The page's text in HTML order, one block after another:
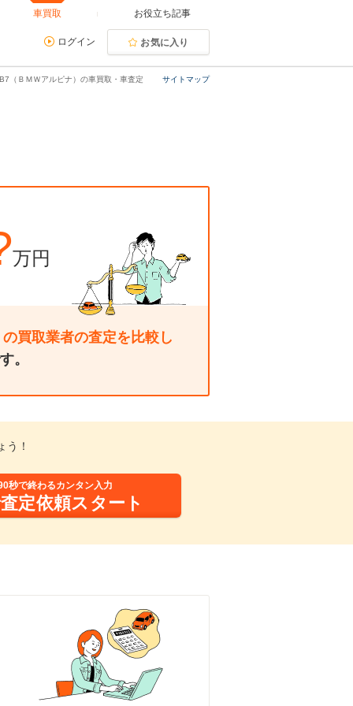
車買取 お役立ち記事
ログイン お気に入り
サイトマップ
B7（ＢＭＷアルピナ）の車買取・車査定
万円
の買取業者の査定を比較し
。
う！
秒で終わるカンタン入力
定依頼スタート